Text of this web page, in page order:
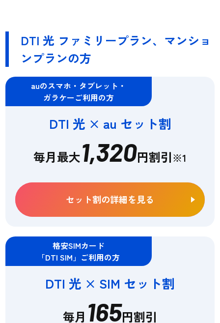
DTI 光 ファミリープラン、マンショ
ンプランの方
auのスマホ・タブレット・
ガラケーご利用の方
DTI 光 × au セット割
毎月最大1,320円割引※1
セット割の詳細を見る
格安SIMカード
「DTI SIM」ご利用の方
DTI 光 × SIM セット割
毎月 165円割引